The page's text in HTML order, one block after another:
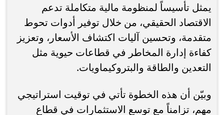
يمثل تأسيساً لمنظومة مالية متكاملة تدعم
الاقتصاد الحقيقي، من خلال توفير أدوات تحوط
متقدمة، وتحسين آليات اكتشاف الأسعار، وتعزيز
كفاءة إدارة المخاطر في قطاعات حيوية مثل
التعدين والطاقة والبتروكيماويات.
وبيّن أن هذه الخطوة تأتي في توقيت استراتيجي
مهم، تزامناً مع توسع الاستثمارات في قطاع